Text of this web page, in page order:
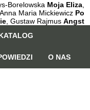
Borelowska Moja Eliza,
Maria Mickiewicz Po
, Gustaw Rajmus Angst
O NAS